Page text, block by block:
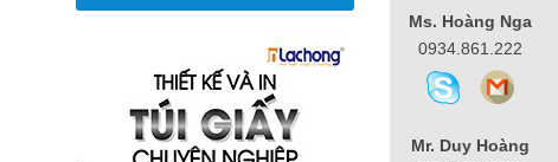
Ms. Hoàng Nga
0934.861.222
Mr. Duy Hoàng